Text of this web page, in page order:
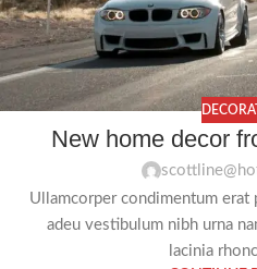
New home decor
Ullamcorper condimentum
adeu vestibulum nibh urna
lacinia